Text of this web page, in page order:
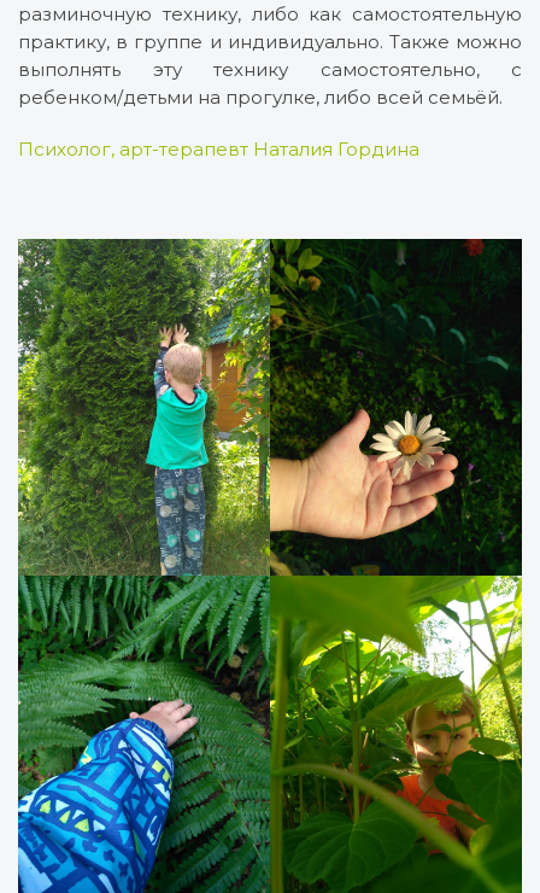
разминочную технику, либо как самостоятельную
практику, в группе и индивидуально. Также можно
выполнять эту технику самостоятельно, с
ребенком/детьми на прогулке, либо всей семьёй.
Психолог, арт-терапевт Наталия Гордина